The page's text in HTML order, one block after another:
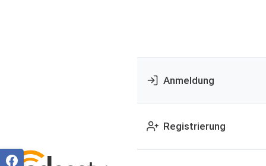
Anmeldung
Registrierung